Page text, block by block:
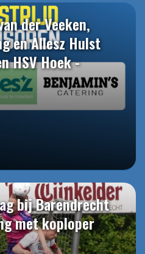
der Veeken,
en Allesz Hulst
HSV Hoek -
bij Barendrecht
met koploper